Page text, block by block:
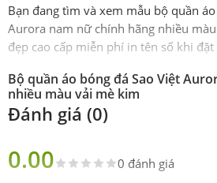
Bạn đang tìm và xem mẫu bộ quần
Aurora nam nữ chính hãng nhiều
đẹp cao cấp miễn phí in tên số khi
Bộ quần áo bóng đá Sao Việt
nhiều màu vải mè kim
Phiên
Chính hãng Sao Việt Sport
Sản
Gồm 1 áo 1 quần
Đánh giá (0)
0.00 0 đánh giá